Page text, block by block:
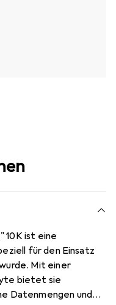
10K ist eine
für den Einsatz
Mit einer
bietet sie
Datenmengen und